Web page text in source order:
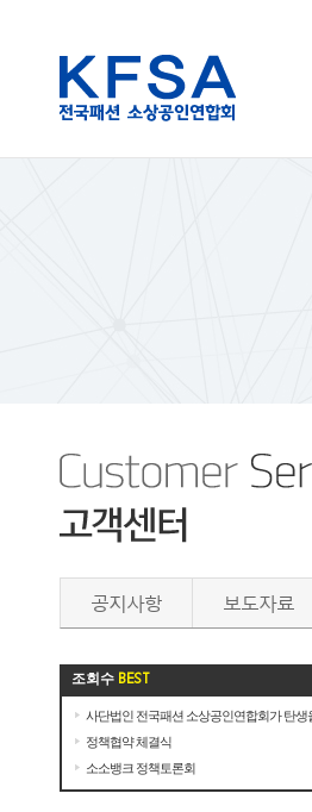
공지사항 보도자료
조회수 BEST
사단법인 전국패션 소상공인연합회가 탄생
정책협약 체결식
소소뱅크 정책토론회